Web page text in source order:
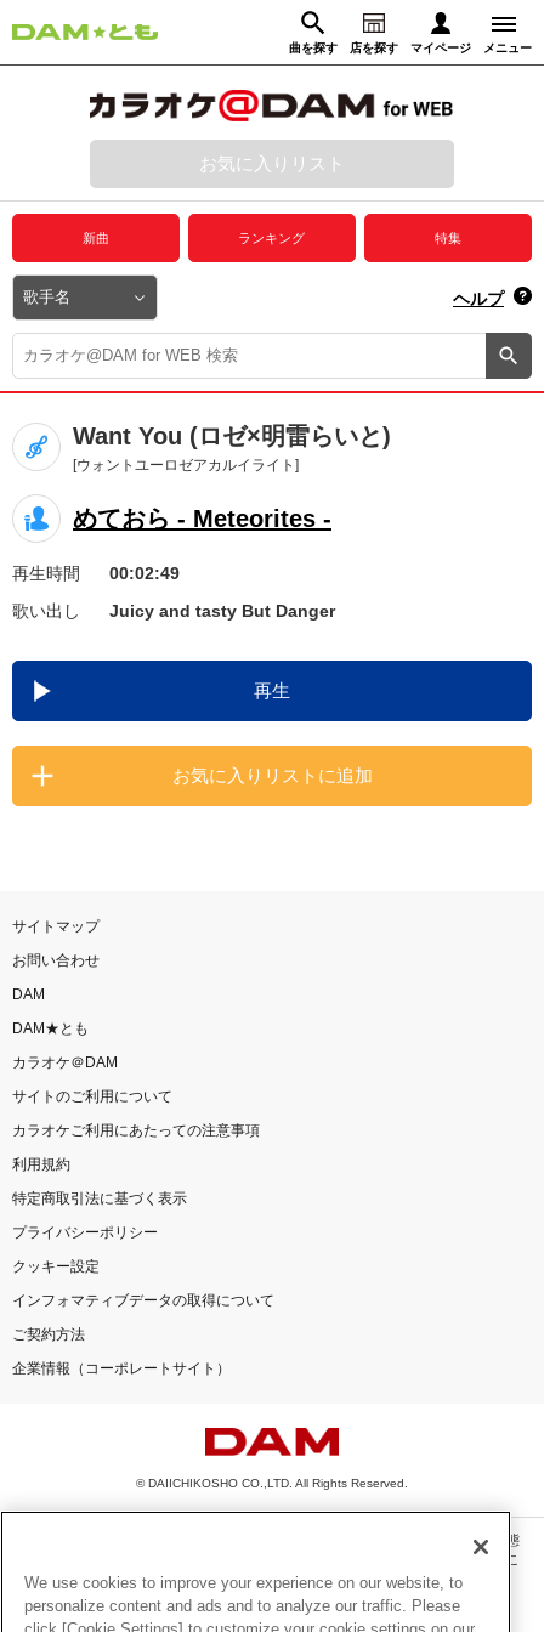
曲を探す 店を探す マイページ メニュー
動画からさがす 録音からさがす
ログイン
プレミアムサービス
DAM★とも動画
DAM★とも録音
カラオケ＠DAM
ユーザー検索
キャンペーン
お知らせ よくあるご質問
DAMの新曲・ランキングなど
カラオケ最新情報をチェック！
お気に入りリスト
新曲 ランキング 特集
ヘルプ
Want You (ロゼ×明雷らいと)
[ウォントユーロゼアカルイライト]
めておら - Meteorites -
再生時間
00:02:49
歌い出し
Juicy and tasty But Danger
再生
お気に入りリストに追加
サイトマップ
お問い合わせ
DAM
DAM★とも
カラオケ＠DAM
サイトのご利用について
カラオケご利用にあたっての注意事項
利用規約
特定商取引法に基づく表示
プライバシーポリシー
クッキー設定
インフォマティブデータの取得について
ご契約方法
企業情報（コーポレートサイト）
© DAIICHIKOSHO CO.,LTD. All Rights Reserved.
このサイトに掲載されている一切の文章・画像・写真・動画・音声等を、手段や形態
を問わず、著作権法の定める範囲を超えて無断で複製、転載、ファイル化などするこ
とを禁じます。
楽曲及びコンテンツは、機種によりご利用いただけない場合があります。
We use cookies to improve your experience on our website, to
personalize content and ads and to analyze our traffic. Please